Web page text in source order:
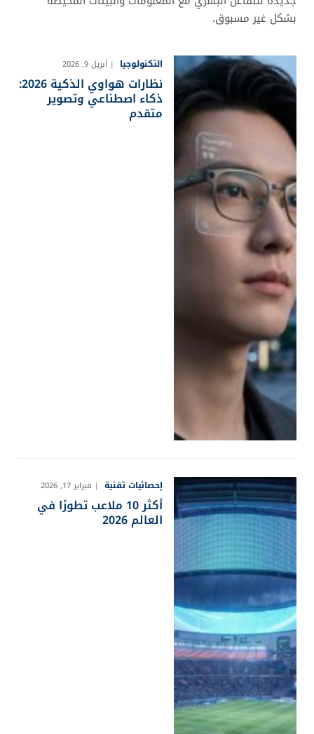
بشكل غير مسبوق.
التكنولوجيا أبريل 9, 2026
نظارات هواوي الذكية 2026:
ذكاء اصطناعي وتصوير
متقدم
إحصائيات تقنية فبراير 17, 2026
أكثر 10 ملاعب تطورًا في
العالم 2026